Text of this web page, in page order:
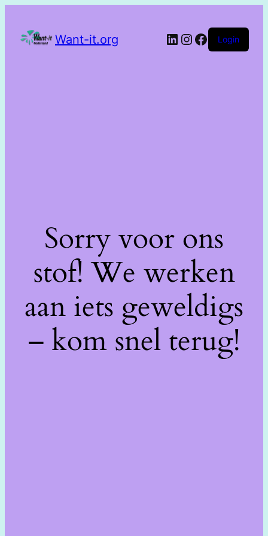
Want-it.org Login
Sorry voor ons
stof! We werken
aan iets geweldigs
– kom snel terug!